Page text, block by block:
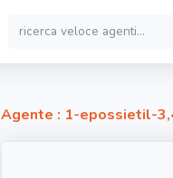
Agente : 1-epossietil-